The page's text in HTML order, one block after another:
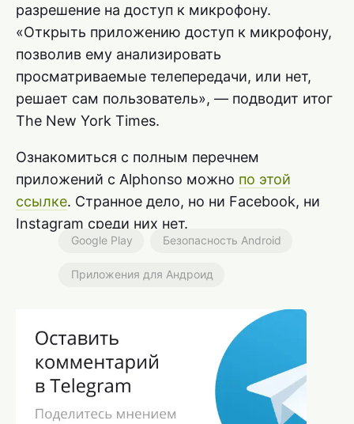
разрешение на доступ к микрофону.
«Открыть приложению доступ к микрофону,
позволив ему анализировать
просматриваемые телепередачи, или нет,
решает сам пользователь», — подводит итог
The New York Times.
Ознакомиться с полным перечнем
приложений с Alphonso можно по этой
ссылке. Странное дело, но ни Facebook, ни
Instagram среди них нет.
Google Play Безопасность Android
Приложения для Андроид